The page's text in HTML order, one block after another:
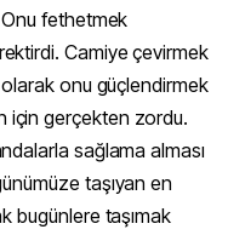
Onu fethetmek
Camiye çevirmek
olarak onu güçlendirmek
için gerçekten zordu.
sağlama alması
taşıyan en
bugünlere taşımak